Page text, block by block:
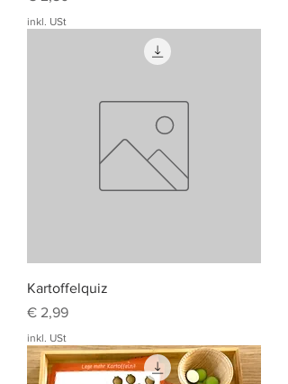
inkl. USt
Kartoffelquiz
Preis
€ 2,99
inkl. USt